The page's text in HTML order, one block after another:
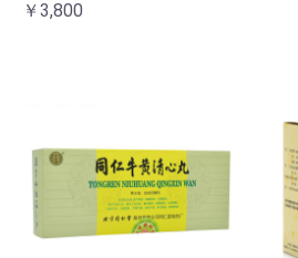
￥3,800